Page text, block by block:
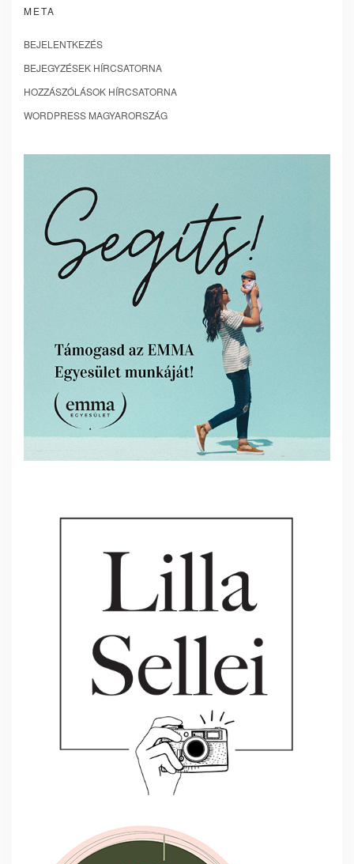
META
BEJELENTKEZÉS
BEJEGYZÉSEK HÍRCSATORNA
HOZZÁSZÓLÁSOK HÍRCSATORNA
WORDPRESS MAGYARORSZÁG